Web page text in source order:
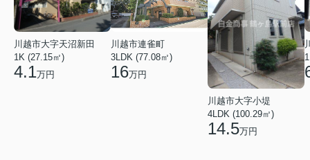
川越市大字天沼新田
1K (27.15㎡)
4.1万円
川越市連雀町
3LDK (77.08㎡)
16万円
川越市大字小堤
4LDK (100.29㎡)
14.5万円